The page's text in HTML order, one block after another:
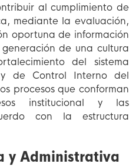
al cumplimiento de
mediante la evaluación,
oportuna de información
de una cultura
del sistema
de Control Interno del
procesos que conforman
institucional y las
con la estructura
y Administrativa